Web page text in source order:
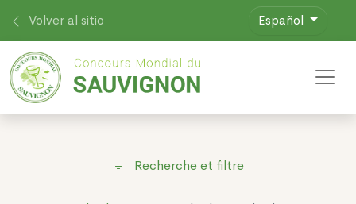
Volver al sitio Español
Recherche et filtre